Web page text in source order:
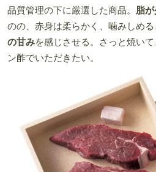
品質管理の下に厳選した商品。 脂
のの、赤身は柔らかく、噛みしめる
の甘みを感じさせる。さっと焼い
ン酢でいただきたい。